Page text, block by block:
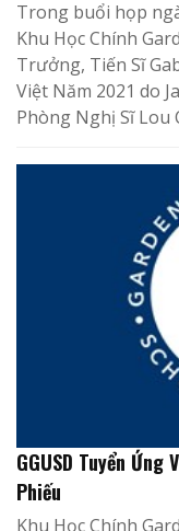
Trong buổi họp
Khu Học Chính
Trưởng, Tiến Sĩ
Việt Năm 2021 do
Phòng Nghị Sĩ
GGUSD Tuyển Ứng
Phiếu
Khu Học Chính